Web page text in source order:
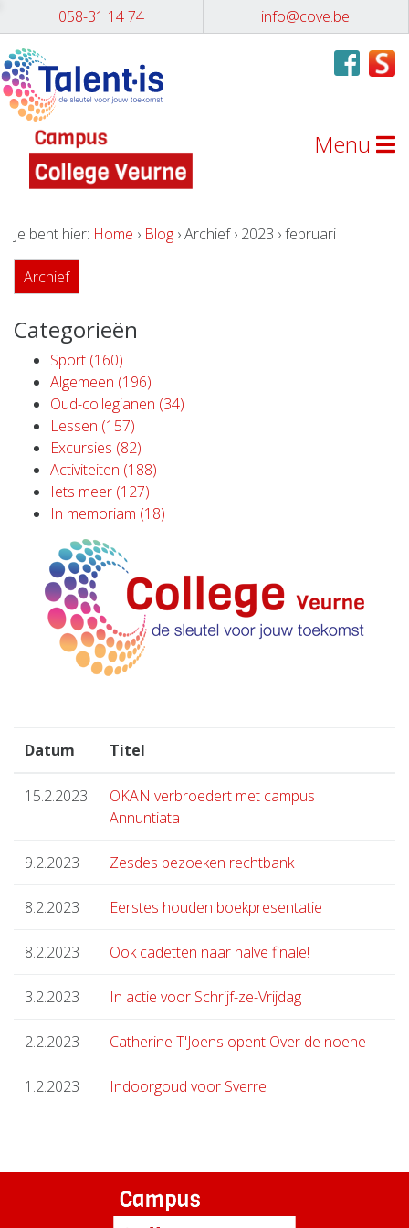
058-31 14 74 info@cove.be
Menu
Je bent hier: Home › Blog › Archief › 2023 › februari
Archief
Categorieën
Sport (160)
Algemeen (196)
Oud-collegianen (34)
Lessen (157)
Excursies (82)
Activiteiten (188)
Iets meer (127)
In memoriam (18)
Datum Titel
15.2.2023
OKAN verbroedert met campus
Annuntiata
9.2.2023 Zesdes bezoeken rechtbank
8.2.2023 Eerstes houden boekpresentatie
8.2.2023 Ook cadetten naar halve finale!
3.2.2023 In actie voor Schrijf-ze-Vrijdag
2.2.2023 Catherine T'Joens opent Over de noene
1.2.2023 Indoorgoud voor Sverre